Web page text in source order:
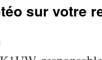
sur votre